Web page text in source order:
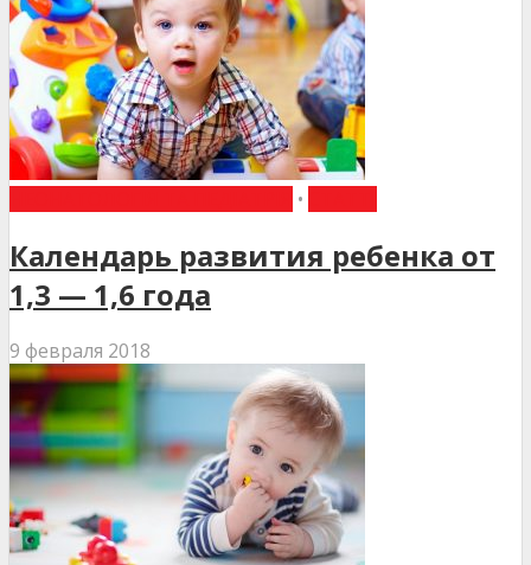
•
Календарь развития ребенка от
1,3 — 1,6 года
9 февраля 2018